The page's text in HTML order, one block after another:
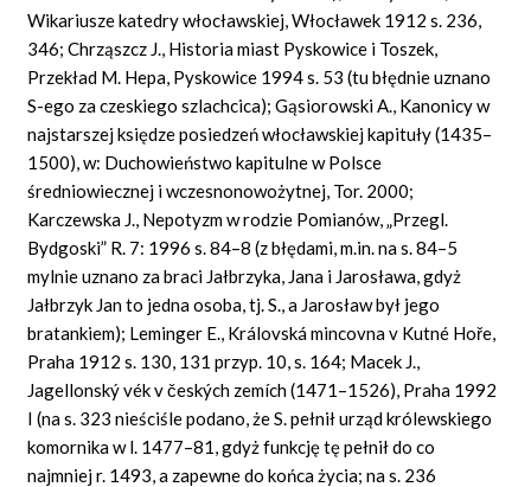
Wikariusze katedry włocławskiej, Włocławek 1912 s. 236,
346; Chrząszcz J., Historia miast Pyskowice i Toszek,
Przekład M. Hepa, Pyskowice 1994 s. 53 (tu błędnie uznano
S-ego za czeskiego szlachcica); Gąsiorowski A., Kanonicy w
najstarszej księdze posiedzeń włocławskiej kapituły (1435–
1500), w: Duchowieństwo kapitulne w Polsce
średniowiecznej i wczesnonowożytnej, Tor. 2000;
Karczewska J., Nepotyzm w rodzie Pomianów, „Przegl.
Bydgoski” R. 7: 1996 s. 84–8 (z błędami, m.in. na s. 84–5
mylnie uznano za braci Jałbrzyka, Jana i Jarosława, gdyż
Jałbrzyk Jan to jedna osoba, tj. S., a Jarosław był jego
bratankiem); Leminger E., Královská mincovna v Kutné Hoře,
Praha 1912 s. 130, 131 przyp. 10, s. 164; Macek J.,
Jagellonský vék v českých zemích (1471–1526), Praha 1992
I (na s. 323 nieściśle podano, że S. pełnił urząd królewskiego
komornika w l. 1477–81, gdyż funkcję tę pełnił do co
najmniej r. 1493, a zapewne do końca życia; na s. 236